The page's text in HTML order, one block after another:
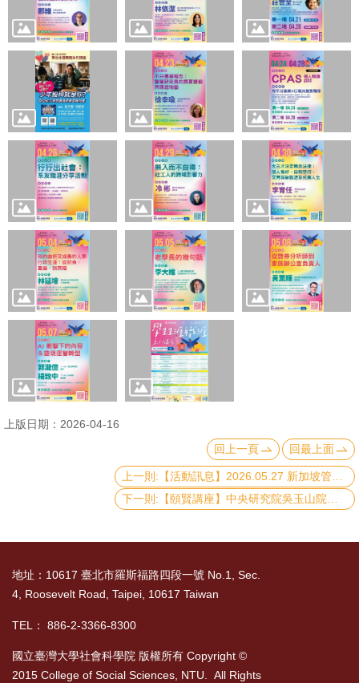
上版日期：2026-04-16
回上一頁
回最上面
地址：10617 臺北市羅斯福路四段一號 No.1, Sec.
4, Roosevelt Road, Taipei, 10617 Taiwan
TEL： 886-2-3366-8300
國立臺灣大學社會科學院 版權所有 Copyright ©
2015 College of Social Sciences, NTU. All Rights